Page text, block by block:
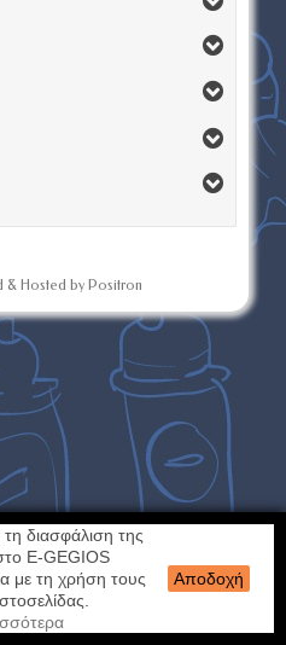
Hosted by Positron
διασφάλιση της
E-GEGIOS
με τη χρήση τους
Αποδοχή